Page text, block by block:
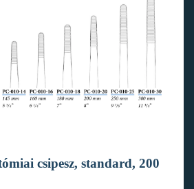
csipesz, standard, 200